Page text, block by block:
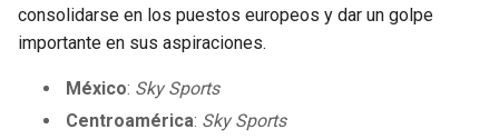
consolidarse en los puestos europeos y dar un golpe
importante en sus aspiraciones.
México: Sky Sports
Centroamérica: Sky Sports